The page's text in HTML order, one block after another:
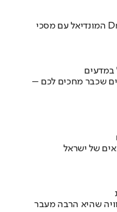
במדעים
שכבר מחכים לכם –
של ישראל
שהיא הרבה מעבר